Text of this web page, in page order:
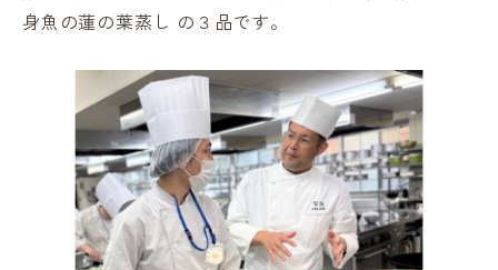
身魚の蓮の葉蒸し の３品です。